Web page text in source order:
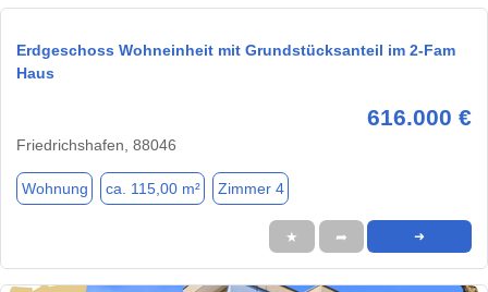
Erdgeschoss Wohneinheit mit Grundstücksanteil im 2-Fam
Haus
616.000 €
Friedrichshafen, 88046
Wohnung ca. 115,00 m² Zimmer 4
★ ➦ ➜